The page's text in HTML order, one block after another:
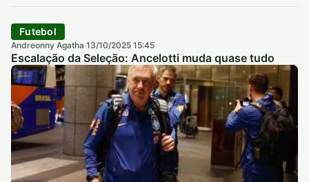
Futebol
Andreonny Agatha·13/10/2025 15:45
Escalação da Seleção: Ancelotti muda quase tudo